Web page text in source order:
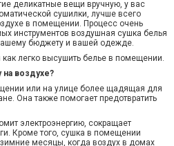
деликатные вещи вручную, у вас
сушилки, лучше всего
в помещении. Процесс очень
инструментов воздушная сушка белья
бюджету и вашей одежде.
легко высушить белье в помещении.
воздухе?
или на улице более щадящая для
. Она также помогает предотвратить
электроэнергию, сокращает
Кроме того, сушка в помещении
месяцы, когда воздух в домах